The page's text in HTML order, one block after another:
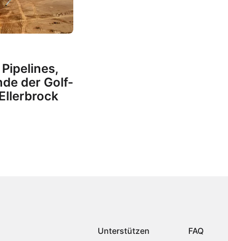
der Golf-
Unterstützen FAQ